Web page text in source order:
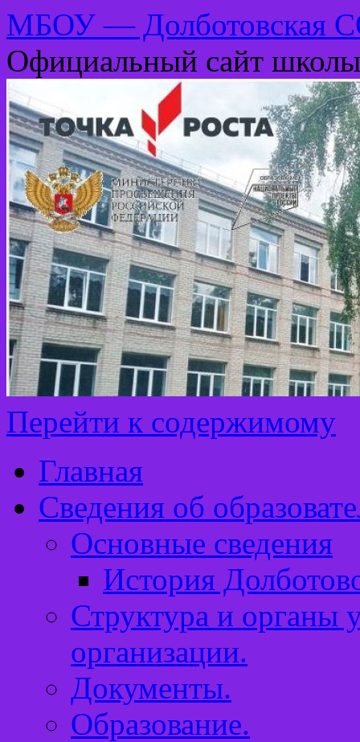
МБОУ — Долботовская
Официальный сайт школы
Перейти к содержимому
Главная
Сведения об
Основные сведения
История
Структура и органы
организации.
Документы.
Образование.